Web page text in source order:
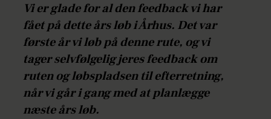
Vi er glade for al den feedback vi har
fået på dette års løb i Århus. Det var
første år vi løb på denne rute, og vi
tager selvfølgelig jeres feedback om
ruten og løbspladsen til efterretning,
når vi går i gang med at planlægge
næste års løb.